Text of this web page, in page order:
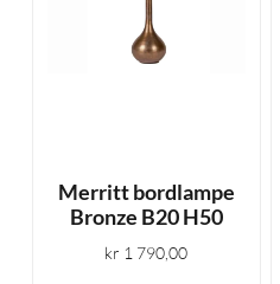
Merritt bordlampe
Bronze B20 H50
kr 1 790,00